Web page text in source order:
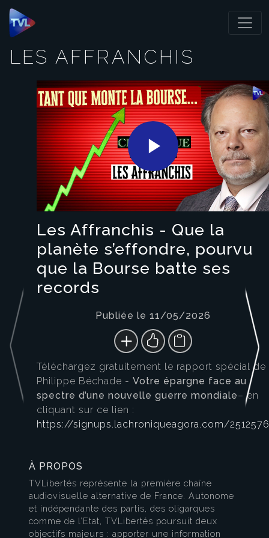
Panneau de gestion des cookies
LES AFFRANCHIS
Play
Video
Les Affranchis - Que la
planète s’effondre, pourvu
que la Bourse batte ses
records
Publiée le 11/05/2026
Téléchargez gratuitement le rapport spécial de
Philippe Béchade - Votre épargne face au
spectre d’une nouvelle guerre mondiale– en
cliquant sur ce lien :
https://signups.lachroniqueagora.com/2512576
À PROPOS
TVLibertés représente la première chaîne
audiovisuelle alternative de France. Autonome
et indépendante des partis, des oligarques
comme de l’Etat, TVLibertés poursuit deux
objectifs majeurs : apporter une information